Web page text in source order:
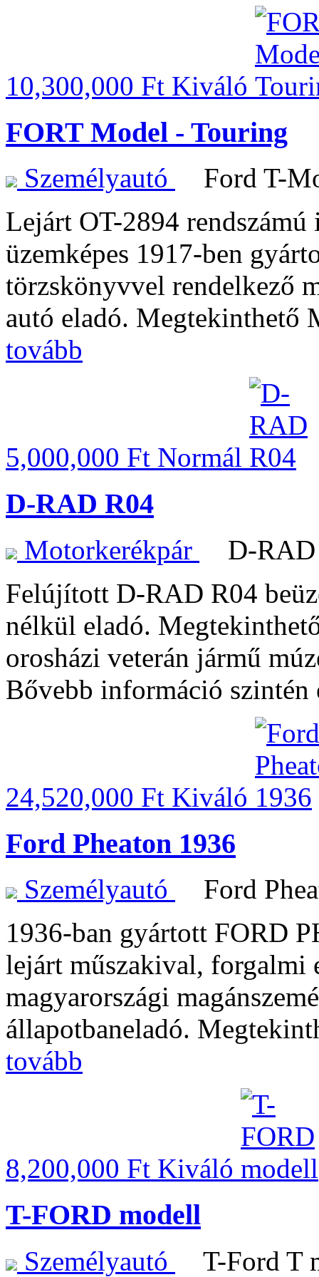
10,300,000 Ft Kiváló
FORT Model - Touring
Személyautó
Ford T-
Lejárt OT-2894
üzemképes 1917-ben
törzskönyvvel rendelkező
autó eladó.
tovább
5,000,000 Ft Normál
D-RAD R04
Motorkerékpár
D-
Felújított D-RAD R04
nélkül eladó.
orosházi veterán jármű
Bővebb információ szintén
24,520,000 Ft Kiváló
Ford Pheaton 1936
Személyautó
Ford
1936-ban gyártott FORD
lejárt műszakival, forgalmi
magyarországi
állapotbaneladó.
tovább
8,200,000 Ft Kiváló
T-FORD modell
Személyautó T-Ford